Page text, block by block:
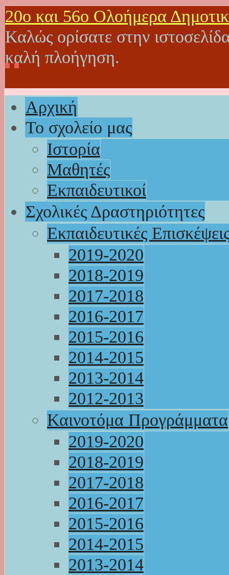
20o και 56ο Ολοήμερα
Καλώς ορίσατε στην
καλή πλοήγηση.
Αρχική
Το σχολείο μας
Ιστορία
Μαθητές
Εκπαιδευτικοί
Σχολικές Δραστηριότητες
Εκπαιδευτικές
2019-2020
2018-2019
2017-2018
2016-2017
2015-2016
2014-2015
2013-2014
2012-2013
Καινοτόμα Προγράμματα
2019-2020
2018-2019
2017-2018
2016-2017
2015-2016
2014-2015
2013-2014